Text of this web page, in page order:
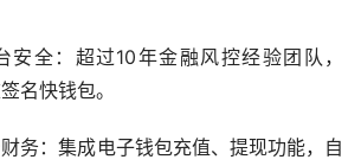
全：超过10年金融风控经验团队，
名快钱包。
务：集成电子钱包充值、提现功能，自